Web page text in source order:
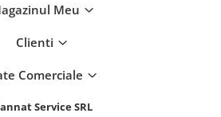
Meu
Clienti
Comerciale
Service SRL